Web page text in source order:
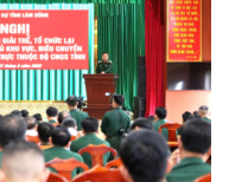
sống
đẹp
yêu - Gia đình